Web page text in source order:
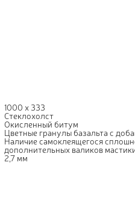
1000 х 333
Стеклохолст
Окисленный битум
Цветные гранулы базальта с
Наличие самоклеящегося
дополнительных валиков
2,7 мм